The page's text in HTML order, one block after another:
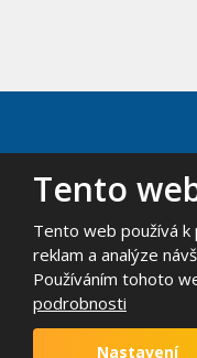
© 2026, ORTHO-
Mapa
Tento web je chráněn
zásady ochrany
Tento
Tento web používá k
reklam a analýze
Používáním tohoto
podrobnosti
Nastavení